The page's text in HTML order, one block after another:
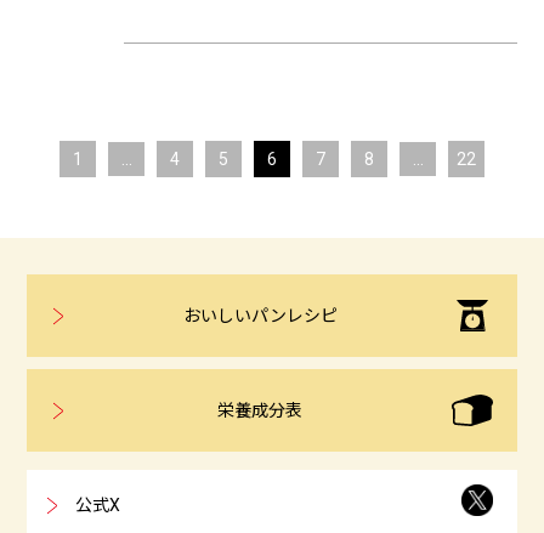
1 ... 4 5 6 7 8 ... 22
おいしいパンレシピ
栄養成分表
公式X